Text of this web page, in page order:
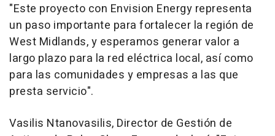
"Este proyecto con Envision Energy representa
un paso importante para fortalecer la región de
West Midlands, y esperamos generar valor a
largo plazo para la red eléctrica local, así como
para las comunidades y empresas a las que
presta servicio".
Vasilis Ntanovasilis, Director de Gestión de